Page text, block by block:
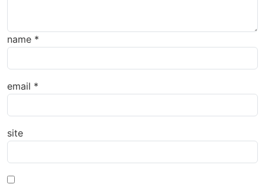
name *
email *
site